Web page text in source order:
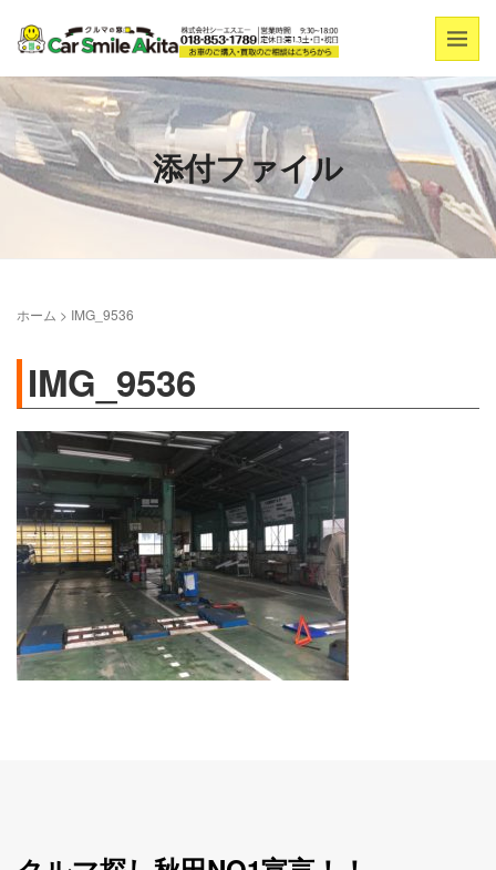
添付ファイル
ホーム > IMG_9536
IMG_9536